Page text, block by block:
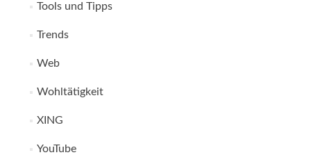
Tools und Tipps
Trends
Web
Wohltätigkeit
XING
YouTube